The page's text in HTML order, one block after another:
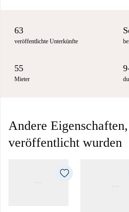
63
veröffentlichte Unterkünfte
55
Mieter
Andere
veröffentlicht wurden